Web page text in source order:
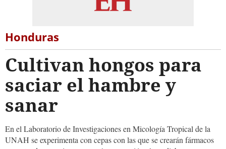
Honduras
Cultivan hongos para
saciar el hambre y
sanar
En el Laboratorio de Investigaciones en Micología Tropical de la
UNAH se experimenta con cepas con las que se crearán fármacos